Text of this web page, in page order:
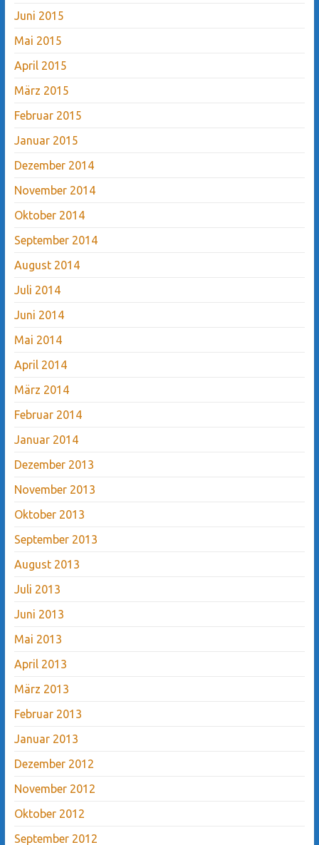
Juni 2015
Mai 2015
April 2015
März 2015
Februar 2015
Januar 2015
Dezember 2014
November 2014
Oktober 2014
September 2014
August 2014
Juli 2014
Juni 2014
Mai 2014
April 2014
März 2014
Februar 2014
Januar 2014
Dezember 2013
November 2013
Oktober 2013
September 2013
August 2013
Juli 2013
Juni 2013
Mai 2013
April 2013
März 2013
Februar 2013
Januar 2013
Dezember 2012
November 2012
Oktober 2012
September 2012